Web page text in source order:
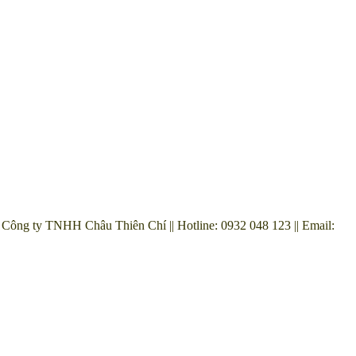
ty TNHH Châu Thiên Chí || Hotline: 0932 048 123 || Email: